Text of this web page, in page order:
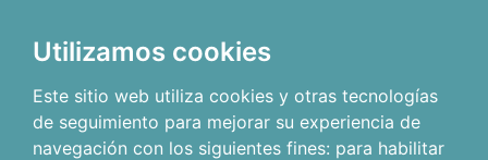
Utilizamos cookies
Este sitio web utiliza cookies y otras tecnologías
de seguimiento para mejorar su experiencia de
navegación con los siguientes fines: para habilitar